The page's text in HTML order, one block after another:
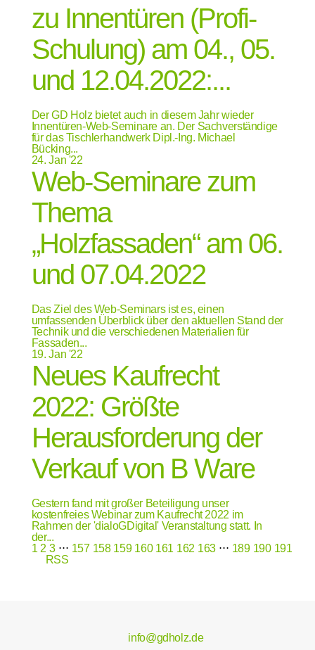
zu Innentüren (Profi-
Schulung) am 04., 05.
und 12.04.2022:...
Der GD Holz bietet auch in diesem Jahr wieder
Innentüren-Web-Seminare an. Der Sachverständige
für das Tischlerhandwerk Dipl.-Ing. Michael
Bücking...
24.Jan '22
Web-Seminare zum
Thema
„Holzfassaden“ am 06.
und 07.04.2022
Das Ziel des Web-Seminars ist es, einen
umfassenden Überblick über den aktuellen Stand der
Technik und die verschiedenen Materialien für
Fassaden...
19.Jan '22
Neues Kaufrecht
2022: Größte
Herausforderung der
Verkauf von B Ware
Gestern fand mit großer Beteiligung unser
kostenfreies Webinar zum Kaufrecht 2022 im
Rahmen der 'dialoGDigital' Veranstaltung statt. In
der...
1 2 3⋅⋅⋅ 157 158 159 160 161 162 163⋅⋅⋅ 189 190 191
RSS
info@gdholz.de